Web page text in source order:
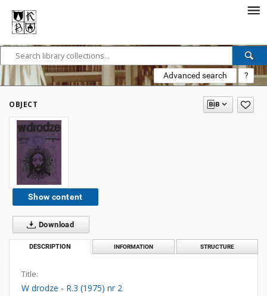
Advanced search ?
OBJECT
Show content
Download
DESCRIPTION INFORMATION STRUCTURE
Title:
W drodze - R.3 (1975) nr 2